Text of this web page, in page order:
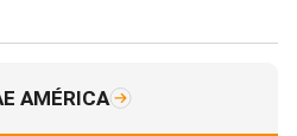
AMÉRICA